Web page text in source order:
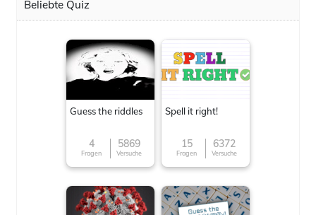
Beliebte Quiz
Guess the riddles
4
Fragen
5869
Versuche
Spell it right!
15
Fragen
6372
Versuche